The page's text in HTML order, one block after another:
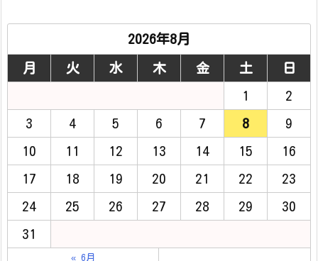
2026年8月
月 火 水 木 金 土 日
1 2
3 4 5 6 7 8 9
10 11 12 13 14 15 16
17 18 19 20 21 22 23
24 25 26 27 28 29 30
31
« 6月